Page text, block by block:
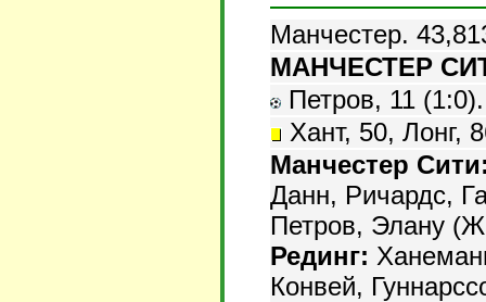
Манчестер.
МАНЧЕСТЕР
Петров, 11
Хант, 50, Лонг,
Манчестер
Данн, Ричардс,
Петров, Элану
Рединг:
Конвей,